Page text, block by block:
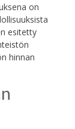
on
esitetty
hinnan